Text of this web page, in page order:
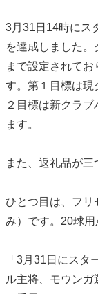
3月31日14時にス
を達成しました。
まで設定されて
す。第１目標は現
２目標は新クラ
ます。
また、返礼品が三
ひとつ目は、フリ
み）です。20球用
「3月31日にス
ル主将、モウンガ